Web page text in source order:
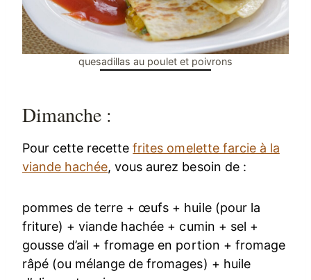
quesadillas au poulet et poivrons
Dimanche :
Pour cette recettefrites omelette farcie à la
viande hachée, vous aurez besoin de :
pommes de terre + œufs + huile (pour la
friture) + viande hachée + cumin + sel +
gousse d’ail + fromage en portion + fromage
râpé (ou mélange de fromages) + huile